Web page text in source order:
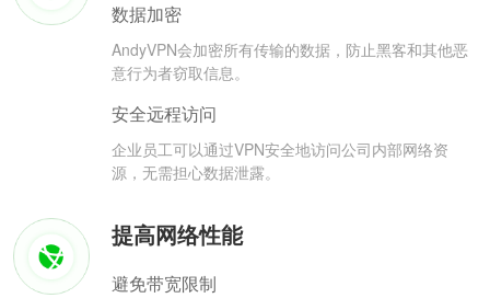
数据加密
AndyVPN会加密所有传输的数据，防止黑客和其他恶
意行为者窃取信息。
安全远程访问
企业员工可以通过VPN安全地访问公司内部网络资
源，无需担心数据泄露。
提高网络性能
避免带宽限制